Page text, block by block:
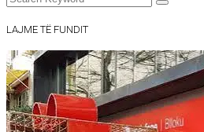
LAJME TË FUNDIT